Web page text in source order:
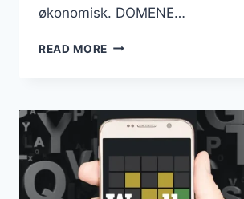
økonomisk. DOMENE…
READ MORE DOMENE